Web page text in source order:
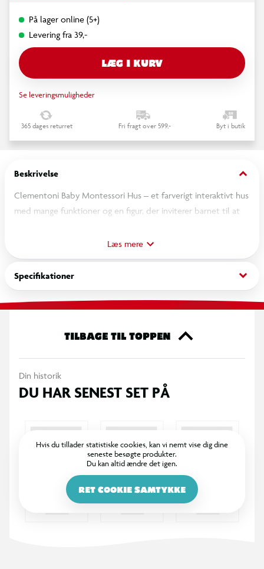
På lager online (5+)
Levering fra 39,-
LÆG I KURV
Se leveringsmuligheder
365 dages returret Fri fragt over 599,- Byt i butik
Beskrivelse keyboard_arrow_down
Clementoni Baby Montessori Hus – et farverigt interaktivt hus
med mange funktioner og en figur, der inviterer barnet til at
Montessori-inspirerede legetøj styrker finmotorik,
problemløsning og nysgerrighed – perfekt til børn fra ca. 1,5 år
Læs mere
Specifikationer keyboard_arrow_down
TILBAGE TIL TOPPEN
Din historik
DU HAR SENEST SET PÅ
Hvis du tillader statistiske cookies, kan vi nemt vise dig dine
seneste besøgte produkter.
Du kan altid ændre det igen.
RET COOKIE SAMTYKKE